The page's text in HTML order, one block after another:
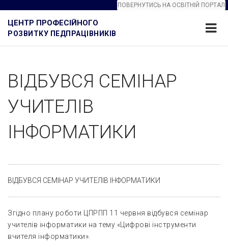
ПОВЕРНУТИСЬ НА ОСВІТНІЙ ПОРТАЛ
ЦЕНТР ПРОФЕСІЙНОГО
РОЗВИТКУ ПЕДПРАЦІВНИКІВ
ВІДБУВСЯ СЕМІНАР
УЧИТЕЛІВ
ІНФОРМАТИКИ
ВІДБУВСЯ СЕМІНАР УЧИТЕЛІВ ІНФОРМАТИКИ
Згідно плану роботи ЦПРПП 11 червня відбувся семінар
учителів інформатики на тему «Цифрові інструменти
вчителя інформатики».